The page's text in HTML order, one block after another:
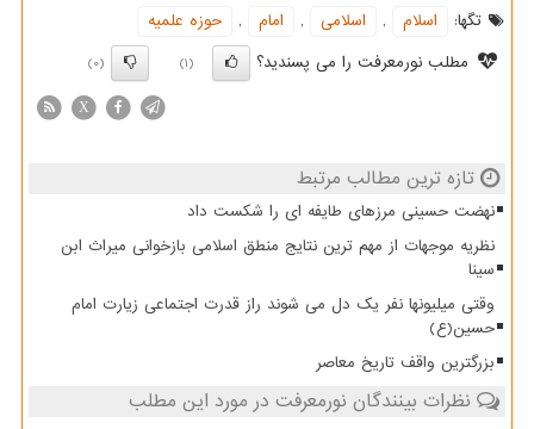
تگها:
اسلام , اسلامی , امام ,
حوزه علمیه
مطلب نورمعرفت را می پسندید؟
(1)
(0)
X
تازه ترین مطالب مرتبط
نهضت حسینی مرزهای طایفه ای را شکست داد
نظریه موجهات از مهم ترین نتایج منطق اسلامی بازخوانی میراث ابن
سینا
وقتی میلیونها نفر یک دل می شوند راز قدرت اجتماعی زیارت امام
حسین(ع)
بزرگترین واقف تاریخ معاصر
نظرات بینندگان نورمعرفت در مورد این مطلب